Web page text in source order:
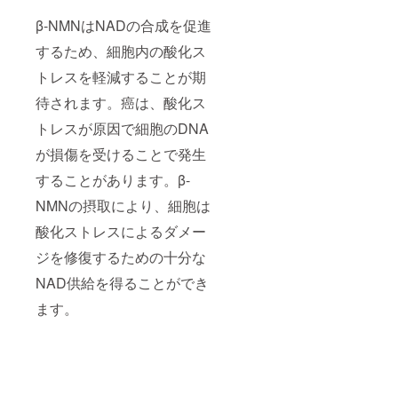
β-NMNはNADの合成を促進
するため、細胞内の酸化ス
トレスを軽減することが期
待されます。癌は、酸化ス
トレスが原因で細胞のDNA
が損傷を受けることで発生
することがあります。β-
NMNの摂取により、細胞は
酸化ストレスによるダメー
ジを修復するための十分な
NAD供給を得ることができ
ます。